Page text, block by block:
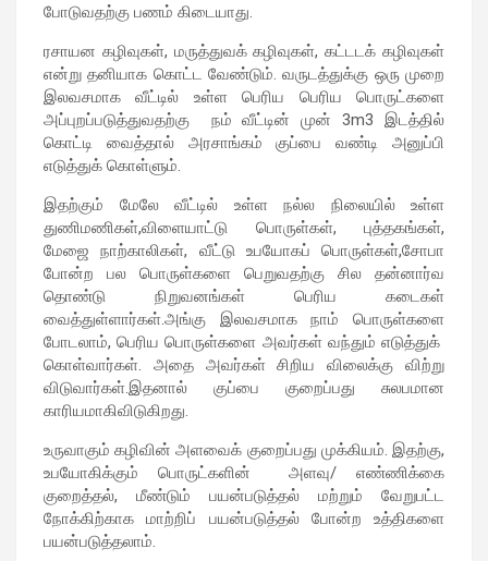
போடுவதற்கு பணம் கிடையாது.
ரசாயன கழிவுகள், மருத்துவக் கழிவுகள், கட்டடக் கழிவுகள்
என்று தனியாக கொட்ட வேண்டும். வருடத்துக்கு ஒரு முறை
இலவசமாக வீட்டில் உள்ள பெரிய பெரிய பொருட்களை
அப்புறப்படுத்துவதற்கு நம் வீட்டின் முன் 3m3 இடத்தில்
கொட்டி வைத்தால் அரசாங்கம் குப்பை வண்டி அனுப்பி
எடுத்துக் கொள்ளும்.
இதற்கும் மேலே வீட்டில் உள்ள நல்ல நிலையில் உள்ள
துணிமணிகள்,விளையாட்டு பொருள்கள், புத்தகங்கள்,
மேஜை நாற்காலிகள், வீட்டு உபயோகப் பொருள்கள்,சோபா
போன்ற பல பொருள்களை பெறுவதற்கு சில தன்னார்வ
தொண்டு நிறுவனங்கள் பெரிய கடைகள்
வைத்துள்ளார்கள்.அங்கு இலவசமாக நாம் பொருள்களை
போடலாம், பெரிய பொருள்களை அவர்கள் வந்தும் எடுத்துக்
கொள்வார்கள். அதை அவர்கள் சிறிய விலைக்கு விற்று
விடுவார்கள்.இதனால் குப்பை குறைப்பது சுலபமான
காரியமாகிவிடுகிறது.
உருவாகும் கழிவின் அளவைக் குறைப்பது முக்கியம். இதற்கு,
உபயோகிக்கும் பொருட்களின் அளவு/ எண்ணிக்கை
குறைத்தல், மீண்டும் பயன்படுத்தல் மற்றும் வேறுபட்ட
நோக்கிற்காக மாற்றிப் பயன்படுத்தல் போன்ற உத்திகளை
பயன்படுத்தலாம்.